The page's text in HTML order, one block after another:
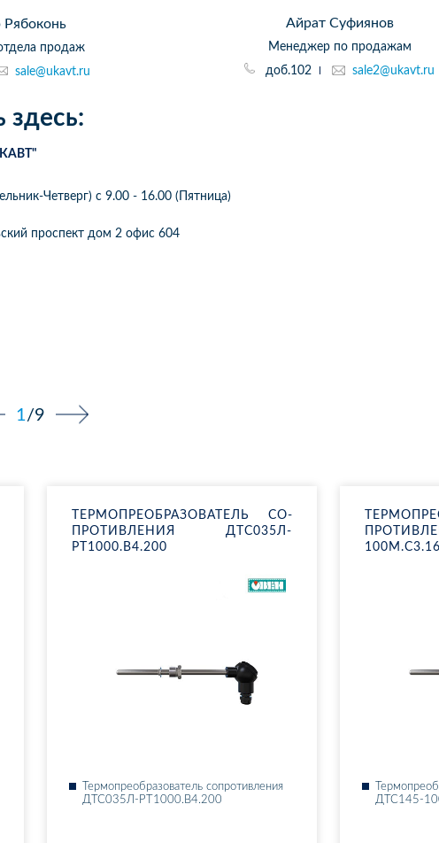
Рябоконь
продаж
sale@ukavt.ru
Айрат Суфиянов
Менеджер по продажам
доб.102
sale2@ukavt.ru
здесь:
Четверг) c 9.00 - 16.00 (Пятница)
проспект дом 2 офис 604
1/9
ТЕР­МО­ПРЕ­ОБ­РА­ЗО­ВА­ТЕЛЬ СО­
ПРО­ТИВ­ЛЕ­НИЯ ДТ­С035Л-
РТ1000.В4.200
Тер­мо­пре­об­ра­зо­ва­тель со­про­тив­ле­ния
ДТ­С035Л-РТ1000.В4.200
ДТ­С145-